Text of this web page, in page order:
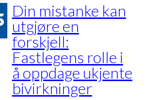
Din mistanke kan
utgjøre en
forskjell:
Fastlegens rolle i
å oppdage ukjente
bivirkninger